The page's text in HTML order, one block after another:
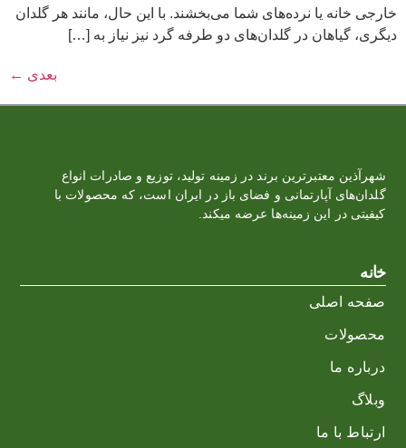
خارجی خانه یا نرده‌های شما می‌بخشند. با این حال، مانند هر گلدان
دیگری، گیاهان در گلدان‌های دو طرفه گرد نیز نیاز به […]
بعدی ←
شهرآذین معتبرترین برند در زمینه تولید، توزیع و صادرات انواع
گلدان‌‏های آپارتمانی و فضای باز در ایران است، که محصولات با
کیفیتی در این زمینه‌ها عرضه میکند.
خانه
صفحه اصلی
محصولات
درباره ما
وبلاگ
ارتباط با ما